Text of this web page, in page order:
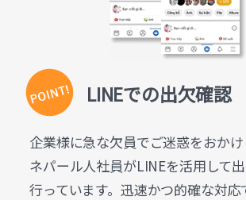
LINEでの出欠確認
企業様に急な欠員でご迷惑をおかけ
ネパール人社員がLINEを活用して
行っています。迅速かつ的確な対応